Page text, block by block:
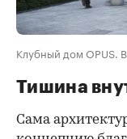
Клубный дом OPUS.
Тишина
Сама